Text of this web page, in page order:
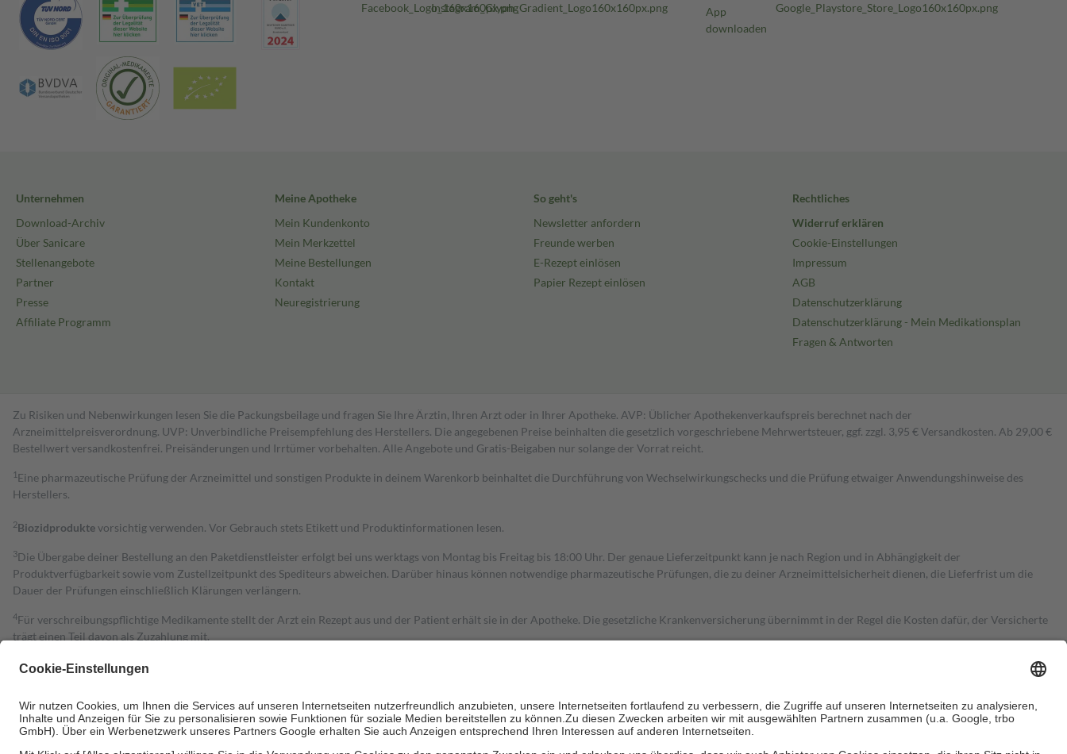
Unternehmen
Download-Archiv
Über Sanicare
Stellenangebote
Partner
Presse
Affiliate Programm
Meine Apotheke
Mein Kundenkonto
Mein Merkzettel
Meine Bestellungen
Kontakt
Neuregistrierung
So geht's
Newsletter anfordern
Freunde werben
E-Rezept einlösen
Papier Rezept einlösen
Rechtliches
Widerruf erklären
Cookie-Einstellungen
Impressum
AGB
Datenschutzerklärung
Datenschutzerklärung - Mein Medikationsplan
Fragen & Antworten
Zu Risiken und Nebenwirkungen lesen Sie die Packungsbeilage und fragen Sie Ihre Ärztin, Ihren Arzt oder in Ihrer Apotheke. AVP: Üblicher Apothekenverkaufspreis berechnet nach der
Arzneimittelpreisverordnung. UVP: Unverbindliche Preisempfehlung des Herstellers. Die angegebenen Preise beinhalten die gesetzlich vorgeschriebene Mehrwertsteuer, ggf. zzgl. 3,95 € Versandkosten. Ab 29,00 €
Bestell­wert versand­kosten­frei. Preisänderungen und Irrtümer vorbehalten. Alle Angebote und Gratis-Beigaben nur solange der Vorrat reicht.
1 Eine pharmazeutische Prüfung der Arzneimittel und sonstigen Produkte in deinem Warenkorb beinhaltet die Durchführung von Wechselwirkungschecks und die Prüfung etwaiger Anwendungshinweise des
Herstellers.
2Biozidproduktevorsichtig verwenden. Vor Gebrauch stets Etikett und Produktinformationen lesen.
3Die Übergabe deiner Bestellung an den Paketdienstleister erfolgt bei uns werktags von Montag bis Freitag bis 18:00 Uhr. Der genaue Lieferzeitpunkt kann je nach Region und in Abhängigkeit der
Produktverfügbarkeit sowie vom Zustellzeitpunkt des Spediteurs abweichen. Darüber hinaus können notwendige pharmazeutische Prüfungen, die zu deiner Arzneimittelsicherheit dienen, die Lieferfrist um die
Dauer der Prüfungen einschließlich Klärungen verlängern.
4Für verschreibungspflichtige Medikamente stellt der Arzt ein Rezept aus und der Patient erhält sie in der Apotheke. Die gesetzliche Krankenversicherung übernimmt in der Regel die Kosten dafür, der Versicherte
trägt einen Teil davon als Zuzahlung mit.
zu entrichten.
Bei Heilmitteln und häuslicher Krankenpflege beträgt die Zuzahlung zehn Prozent der Kosten sowie zehn Euro je Verordnung.
Um das Engagement der Versicherten für ihre eigene Gesundheit zu stärken und die besondere Stellung der Familie zu unterstützen, fallenkeine Zuzahlungenan bei:
• Kindern und Jugendlichen bis zum vollendeten 18. Lebensjahr mit Ausnahme der Fahrkosten